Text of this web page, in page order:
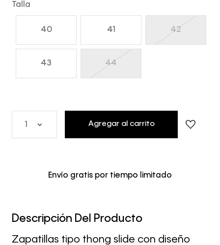
Talla
40 41 42
43 44
Agregar al carrito
Envío gratis por tiempo limitado
Descripción Del Producto
Zapatillas tipo thong slide con diseño